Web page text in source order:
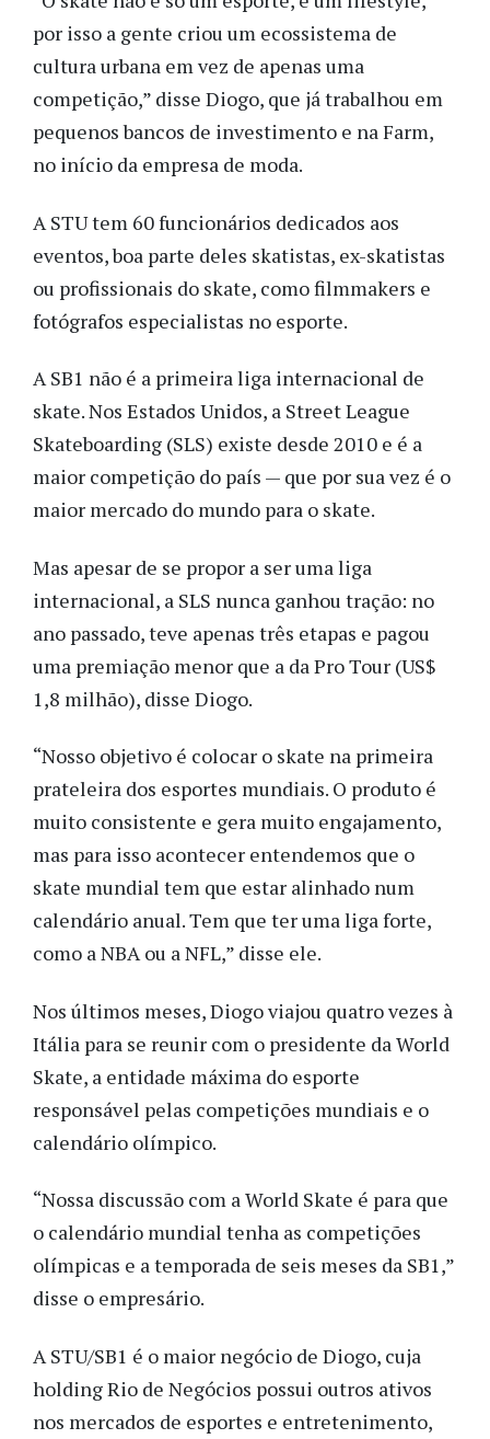
por isso a gente criou um ecossistema de
cultura urbana em vez de apenas uma
competição,” disse Diogo, que já trabalhou em
pequenos bancos de investimento e na Farm,
no início da empresa de moda.
A STU tem 60 funcionários dedicados aos
eventos, boa parte deles skatistas, ex-skatistas
ou profissionais do skate, como filmmakers e
fotógrafos especialistas no esporte.
A SB1 não é a primeira liga internacional de
skate. Nos Estados Unidos, a Street League
Skateboarding (SLS) existe desde 2010 e é a
maior competição do país — que por sua vez é o
maior mercado do mundo para o skate.
Mas apesar de se propor a ser uma liga
internacional, a SLS nunca ganhou tração: no
ano passado, teve apenas três etapas e pagou
uma premiação menor que a da Pro Tour (US$
1,8 milhão), disse Diogo.
“Nosso objetivo é colocar o skate na primeira
prateleira dos esportes mundiais. O produto é
muito consistente e gera muito engajamento,
mas para isso acontecer entendemos que o
skate mundial tem que estar alinhado num
calendário anual. Tem que ter uma liga forte,
como a NBA ou a NFL,” disse ele.
Nos últimos meses, Diogo viajou quatro vezes à
Itália para se reunir com o presidente da World
Skate, a entidade máxima do esporte
responsável pelas competições mundiais e o
calendário olímpico.
“Nossa discussão com a World Skate é para que
o calendário mundial tenha as competições
olímpicas e a temporada de seis meses da SB1,”
disse o empresário.
A STU/SB1 é o maior negócio de Diogo, cuja
holding Rio de Negócios possui outros ativos
nos mercados de esportes e entretenimento,